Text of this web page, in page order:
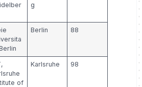
g
Berlin 88
of
Karlsruhe 98